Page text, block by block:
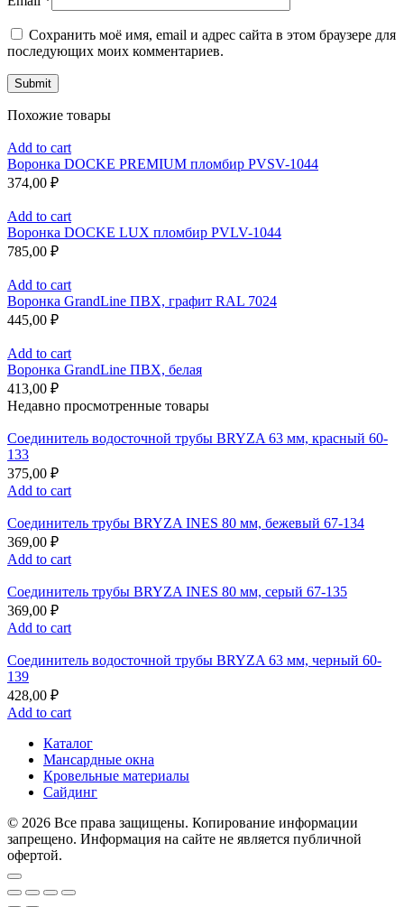
Сохранить моё имя, email и адрес сайта в этом браузере для
последующих моих комментариев.
Похожие товары
Add to cart
Воронка DOCKE PREMIUM пломбир PVSV-1044
374,00 ₽
Add to cart
Воронка DOCKE LUX пломбир PVLV-1044
785,00 ₽
Add to cart
Воронка GrandLine ПВХ, графит RAL 7024
445,00 ₽
Add to cart
Воронка GrandLine ПВХ, белая
413,00 ₽
Недавно просмотренные товары
Соединитель водосточной трубы BRYZA 63 мм, краcный 60-
133
375,00 ₽
Add to cart
Соединитель трубы BRYZA INES 80 мм, бежевый 67-134
369,00 ₽
Add to cart
Соединитель трубы BRYZA INES 80 мм, серый 67-135
369,00 ₽
Add to cart
Соединитель водосточной трубы BRYZA 63 мм, черный 60-
139
428,00 ₽
Add to cart
Каталог
Мансардные окна
Кровельные материалы
Сайдинг
© 2026 Все права защищены. Копирование информации
запрещено. Информация на сайте не является публичной
офертой.